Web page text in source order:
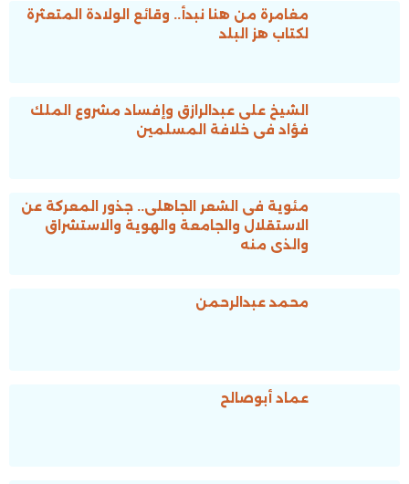
مغامرة من هنا نبدأ.. وقائع الولادة المتعثرة
لكتاب هز البلد
الشيخ على عبدالرازق وإفساد مشروع الملك
فؤاد فى خلافة المسلمين
مئوية فى الشعر الجاهلى.. جذور المعركة عن
الاستقلال والجامعة والهوية والاستشراق
والذى منه
محمد عبدالرحمن
عماد أبوصالح